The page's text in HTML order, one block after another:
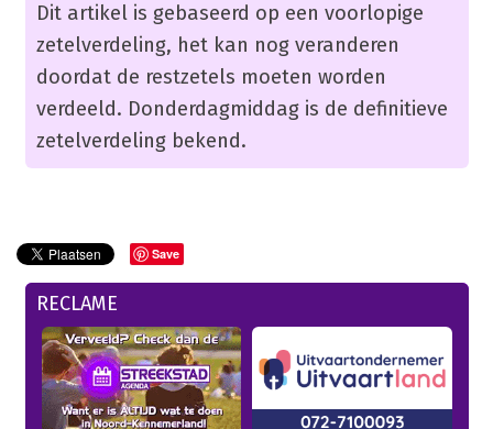
Dit artikel is gebaseerd op een voorlopige
zetelverdeling, het kan nog veranderen
doordat de restzetels moeten worden
verdeeld. Donderdagmiddag is de definitieve
zetelverdeling bekend.
Save
RECLAME